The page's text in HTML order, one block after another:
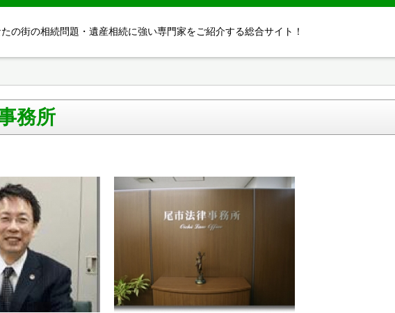
の街の相続問題・遺産相続に強い専門家をご紹介する総合サイト！
務所